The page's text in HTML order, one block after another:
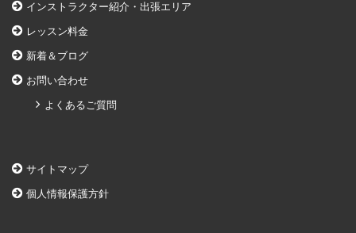
インストラクター紹介・出張エリア
レッスン料金
新着＆ブログ
お問い合わせ
よくあるご質問
サイトマップ
個人情報保護方針